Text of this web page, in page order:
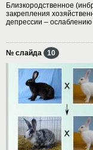
Близкородственное
закрепления
депрессии – ослаблению
№ слайда 10